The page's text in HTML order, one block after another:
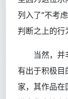
列入了“不考
判断之上的行
当然，并
有出于积极目
家，其作品